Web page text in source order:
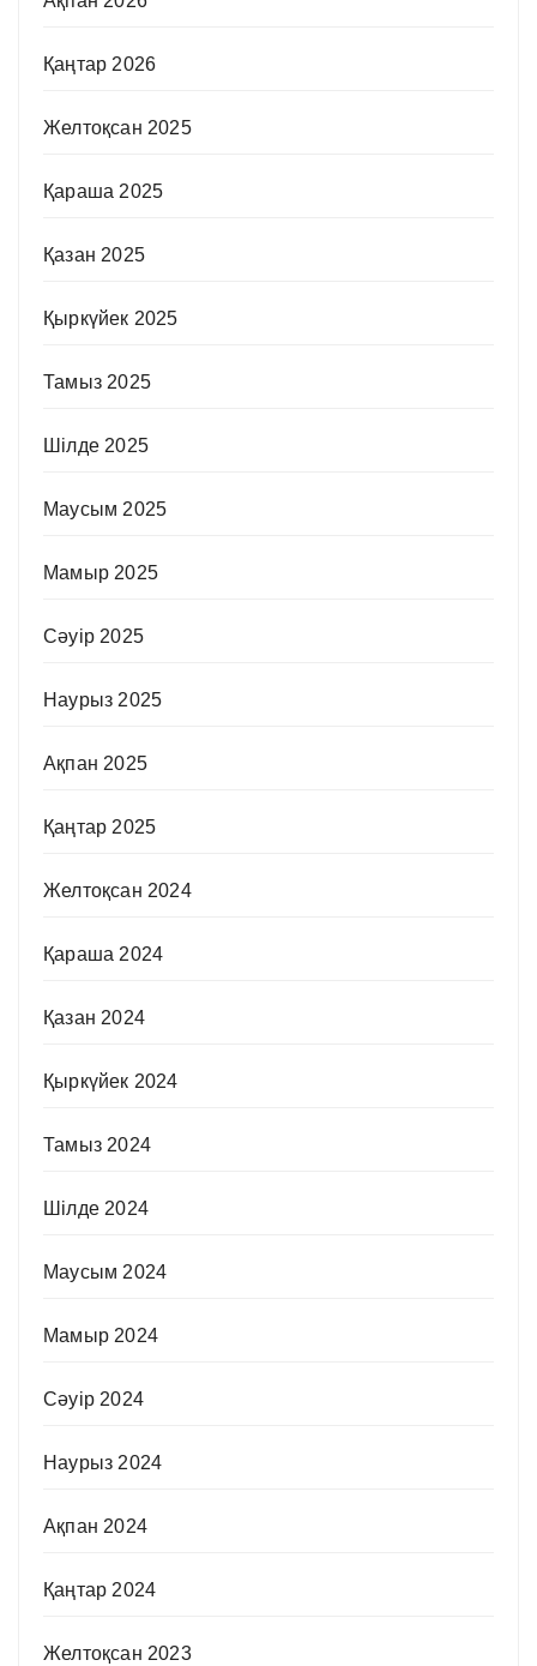
Қаңтар 2026
Желтоқсан 2025
Қараша 2025
Қазан 2025
Қыркүйек 2025
Тамыз 2025
Шілде 2025
Маусым 2025
Мамыр 2025
Сәуір 2025
Наурыз 2025
Ақпан 2025
Қаңтар 2025
Желтоқсан 2024
Қараша 2024
Қазан 2024
Қыркүйек 2024
Тамыз 2024
Шілде 2024
Маусым 2024
Мамыр 2024
Сәуір 2024
Наурыз 2024
Ақпан 2024
Қаңтар 2024
Желтоқсан 2023